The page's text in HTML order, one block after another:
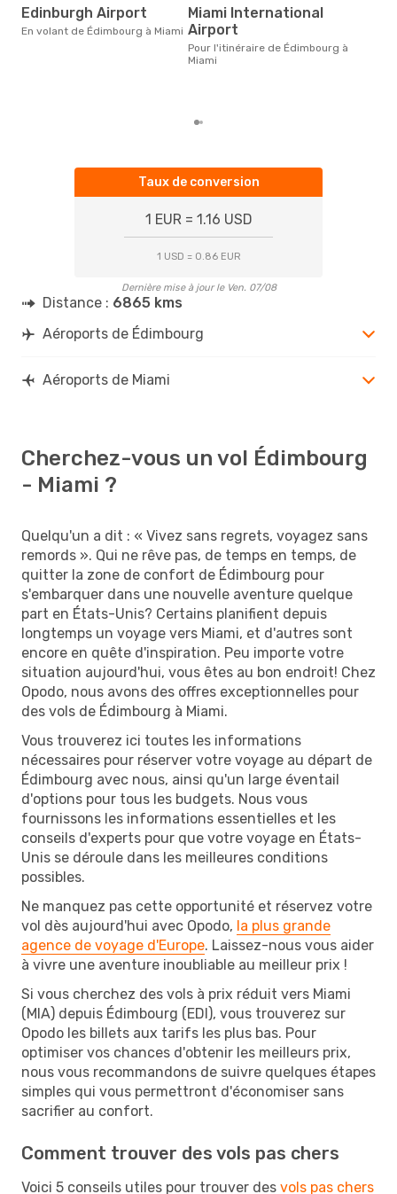
Edinburgh Airport
En volant de Édimbourg à Miami
Miami International
Airport
Pour l'itinéraire de Édimbourg à
Miami
Taux de conversion
1 EUR = 1.16 USD
1 USD = 0.86 EUR
Dernière mise à jour le Ven. 07/08
Distance : 6865 kms
Aéroports de Édimbourg
Aéroports de Miami
Cherchez-vous un vol Édimbourg
- Miami ?
Quelqu'un a dit : « Vivez sans regrets, voyagez sans
remords ». Qui ne rêve pas, de temps en temps, de
quitter la zone de confort de Édimbourg pour
s'embarquer dans une nouvelle aventure quelque
part en États-Unis? Certains planifient depuis
longtemps un voyage vers Miami, et d'autres sont
encore en quête d'inspiration. Peu importe votre
situation aujourd'hui, vous êtes au bon endroit! Chez
Opodo, nous avons des offres exceptionnelles pour
des vols de Édimbourg à Miami.
Vous trouverez ici toutes les informations
nécessaires pour réserver votre voyage au départ de
Édimbourg avec nous, ainsi qu'un large éventail
d'options pour tous les budgets. Nous vous
fournissons les informations essentielles et les
conseils d'experts pour que votre voyage en États-
Unis se déroule dans les meilleures conditions
possibles.
Ne manquez pas cette opportunité et réservez votre
vol dès aujourd'hui avec Opodo, la plus grande
agence de voyage d'Europe. Laissez-nous vous aider
à vivre une aventure inoubliable au meilleur prix !
Si vous cherchez des vols à prix réduit vers Miami
(MIA) depuis Édimbourg (EDI), vous trouverez sur
Opodo les billets aux tarifs les plus bas. Pour
optimiser vos chances d'obtenir les meilleurs prix,
nous vous recommandons de suivre quelques étapes
simples qui vous permettront d'économiser sans
sacrifier au confort.
Comment trouver des vols pas chers
Voici 5 conseils utiles pour trouver des vols pas chers